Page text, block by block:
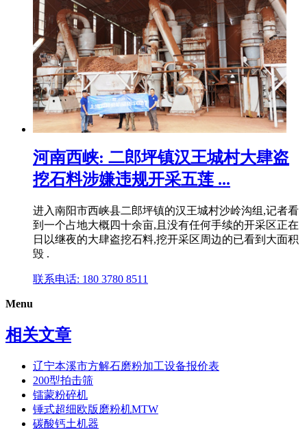
河南西峡: 二郎坪镇汉王城村大肆盗
挖石料涉嫌违规开采五莲 ...
进入南阳市西峡县二郎坪镇的汉王城村沙岭沟组,记者看
到一个占地大概四十余亩,且没有任何手续的开采区正在
日以继夜的大肆盗挖石料,挖开采区周边的已看到大面积
毁 .
联系电话: 180 3780 8511
Menu
相关文章
辽宁本溪市方解石磨粉加工设备报价表
200型拍击筛
镭蒙粉碎机
锤式超细欧版磨粉机MTW
碳酸钙土机器